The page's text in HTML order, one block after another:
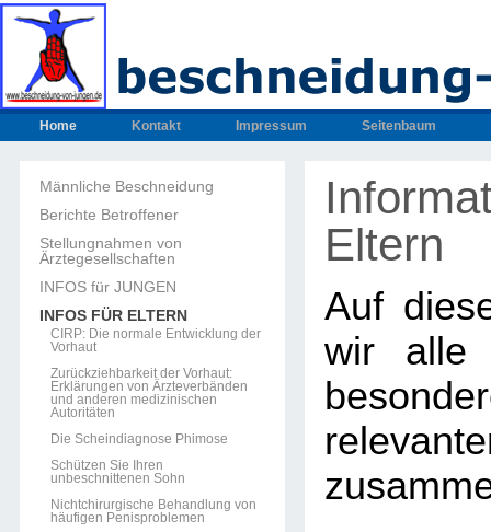
Home Kontakt Impressum Seitenbaum
Männliche Beschneidung
Berichte Betroffener
Stellungnahmen von
Ärztegesellschaften
INFOS für JUNGEN
INFOS FÜR ELTERN
CIRP: Die normale Entwicklung der
Vorhaut
Zurückziehbarkeit der Vorhaut:
Erklärungen von Ärzteverbänden
und anderen medizinischen
Autoritäten
Die Scheindiagnose Phimose
Schützen Sie Ihren
unbeschnittenen Sohn
Nichtchirurgische Behandlung von
häufigen Penisproblemen
Eltern
Auf
wir alle